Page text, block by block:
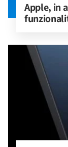
Apple, in